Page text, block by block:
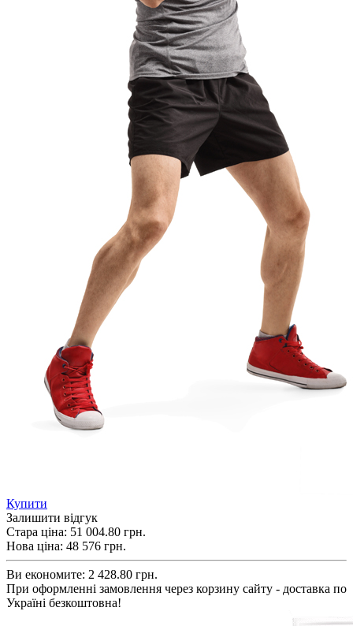
Купити
Залишити відгук
Стара ціна: 51 004.80 грн.
Нова ціна: 48 576 грн.
Ви економите: 2 428.80 грн.
При оформленні замовлення через корзину сайту - доставка по
Україні безкоштовна!